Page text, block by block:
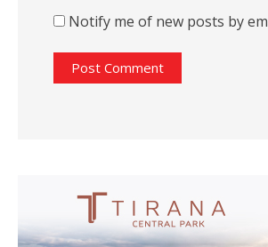
Notify me of new posts by